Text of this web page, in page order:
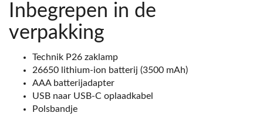
Inbegrepen in de
verpakking
Technik P26 zaklamp
26650 lithium-ion batterij (3500 mAh)
AAA batterijadapter
USB naar USB-C oplaadkabel
Polsbandje